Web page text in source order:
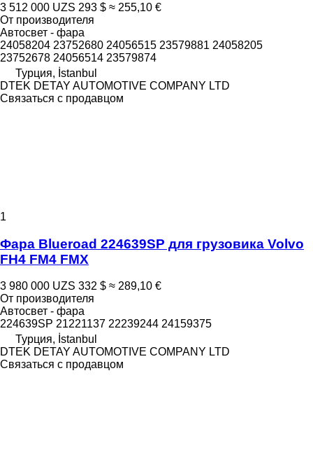
3 512 000 UZS 293 $ ≈ 255,10 €
От производителя
Автосвет - фара
24058204 23752680 24056515 23579881 24058205
23752678 24056514 23579874
Турция, İstanbul
DTEK DETAY AUTOMOTIVE COMPANY LTD
Связаться с продавцом
1
Фара Blueroad 224639SP для грузовика Volvo
FH4 FM4 FMX
3 980 000 UZS 332 $ ≈ 289,10 €
От производителя
Автосвет - фара
224639SP 21221137 22239244 24159375
Турция, İstanbul
DTEK DETAY AUTOMOTIVE COMPANY LTD
Связаться с продавцом